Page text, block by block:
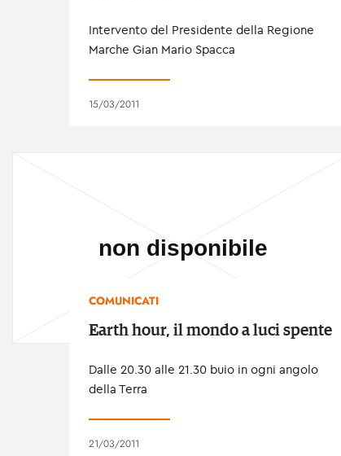
Intervento del Presidente della Regione
Marche Gian Mario Spacca
15/03/2011
COMUNICATI
Earth hour, il mondo a luci spente
Dalle 20.30 alle 21.30 buio in ogni angolo
della Terra
21/03/2011